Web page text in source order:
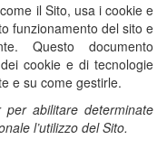
il Sito, usa i cookie e
funzionamento del sito e
Questo documento
cookie e di tecnologie
e su come gestirle.
abilitare determinate
l’utilizzo del Sito.